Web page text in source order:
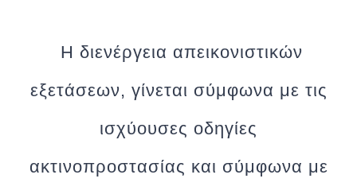
Η διενέργεια απεικονιστικών
εξετάσεων, γίνεται σύμφωνα με τις
ισχύουσες οδηγίες
ακτινοπροστασίας και σύμφωνα με